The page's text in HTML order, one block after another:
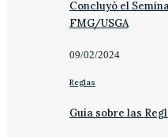
Concluyó el
FMG/USGA
09/02/2024
Reglas
Guía sobre las